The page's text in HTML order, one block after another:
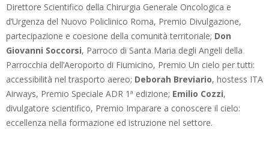
Direttore Scientifico della Chirurgia Generale Oncologica e
d’Urgenza del Nuovo Policlinico Roma, Premio Divulgazione,
partecipazione e coesione della comunità territoriale; Don
Giovanni Soccorsi, Parroco di Santa Maria degli Angeli della
Parrocchia dell’Aeroporto di Fiumicino, Premio Un cielo per tutti:
accessibilità nel trasporto aereo; Deborah Breviario, hostess ITA
Airways, Premio Speciale ADR 1ª edizione; Emilio Cozzi,
divulgatore scientifico, Premio Imparare a conoscere il cielo:
eccellenza nella formazione ed istruzione nel settore.